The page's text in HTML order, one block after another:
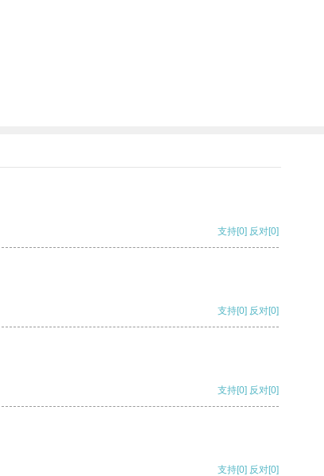
支持[0] 反对[0]
支持[0] 反对[0]
支持[0] 反对[0]
支持[0] 反对[0]